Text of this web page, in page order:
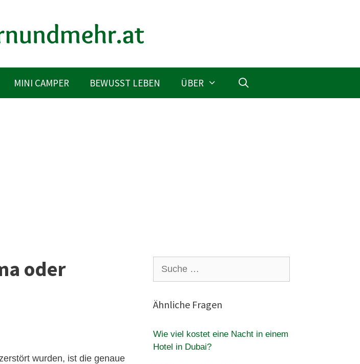
MINI CAMPER BEWUSST LEBEN ÜBER
oder
wurden, ist die genaue
nach:
Ähnliche Fragen
Wie viel kostet eine Nacht in einem
Hotel in Dubai?